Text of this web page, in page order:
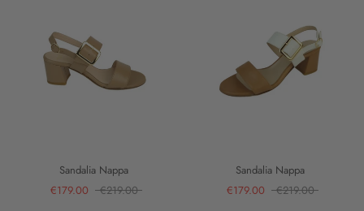
Sandalia Nappa
€179.00
€219.00
Sandalia Nappa
€179.00
€219.00